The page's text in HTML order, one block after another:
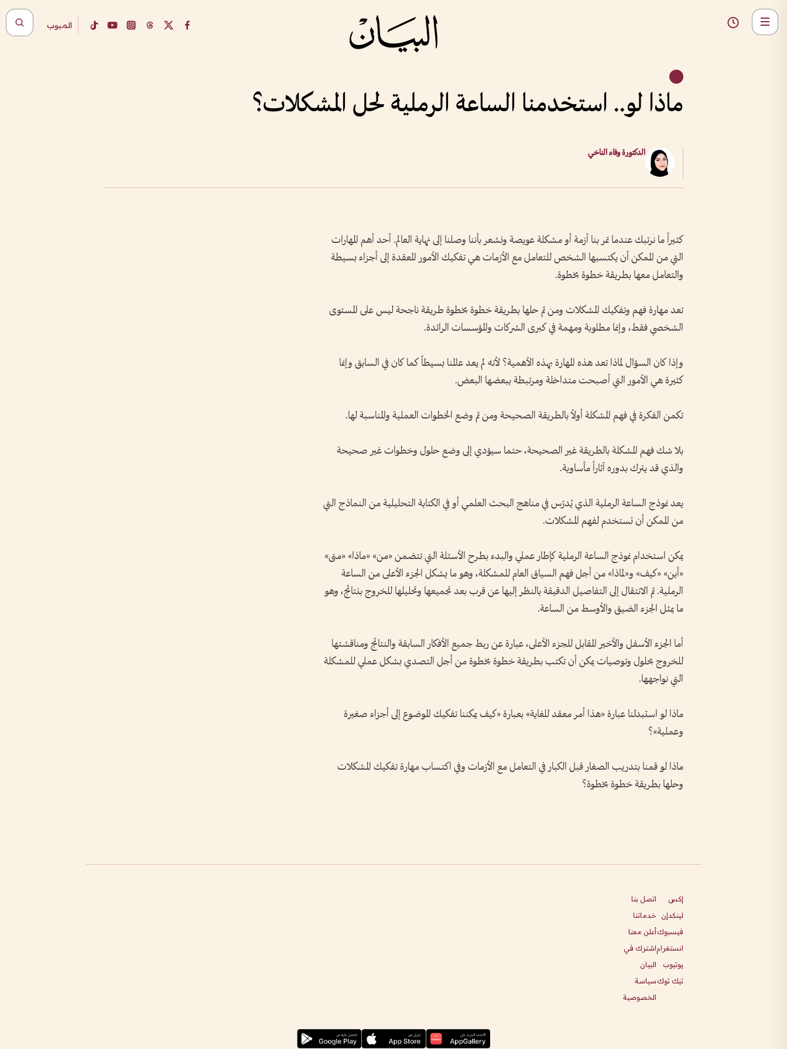
المبوب
ماذا لو.. استخدمنا الساعة الرملية لحل المشكلات؟
الدكتورة وفاء الناخي
كثيراً ما نرتبك عندما تمر بنا أزمة أو مشكلة عويصة ونشعر بأننا وصلنا إلى نهاية العالم. أحد أهم المهارات
التي من الممكن أن يكتسبها الشخص للتعامل مع الأزمات هي تفكيك الأمور المعقدة إلى أجزاء بسيطة
والتعامل معها بطريقة خطوة بخطوة.
تعد مهارة فهم وتفكيك المشكلات ومن ثم حلها بطريقة خطوة بخطوة طريقة ناجحة ليس على المستوى
الشخصي فقط، وإنما مطلوبة ومهمة في كبرى الشركات والمؤسسات الرائدة.
وإذا كان السؤال لماذا تعد هذه المهارة بهذه الأهمية؟ لأنه لم يعد عالمنا بسيطاً كما كان في السابق وإنما
كثيرة هي الأمور التي أصبحت متداخلة ومرتبطة ببعضها البعض.
تكمن الفكرة في فهم المشكلة أولاً بالطريقة الصحيحة ومن ثم وضع الخطوات العملية والمناسبة لها.
بلا شك فهم المشكلة بالطريقة غير الصحيحة، حتما سيؤدي إلى وضع حلول وخطوات غير صحيحة
والذي قد يترك بدوره آثاراً مأساوية.
يعد نموذج الساعة الرملية الذي يُدرّس في مناهج البحث العلمي أو في الكتابة التحليلية من النماذج التي
من الممكن أن تستخدم لفهم المشكلات.
يمكن استخدام نموذج الساعة الرملية كإطار عملي والبدء بطرح الأسئلة التي تتضمن «من» «ماذا» «متى»
«أين» «كيف» و«لماذا» من أجل فهم السياق العام للمشكلة، وهو ما يشكل الجزء الأعلى من الساعة
الرملية. ثم الانتقال إلى التفاصيل الدقيقة بالنظر إليها عن قرب بعد تجميعها وتحليلها للخروج بنتائج، وهو
ما يمثل الجزء الضيق والأوسط من الساعة.
أما الجزء الأسفل والأخير المقابل للجزء الأعلى، عبارة عن ربط جميع الأفكار السابقة والنتائج ومناقشتها
للخروج بحلول وتوصيات يمكن أن تكتب بطريقة خطوة بخطوة من أجل التصدي بشكل عملي للمشكلة
التي نواجهها.
ماذا لو استبدلنا عبارة «هذا أمر معقد للغاية» بعبارة «كيف يمكننا تفكيك الموضوع إلى أجزاء صغيرة
وعملية»؟
ماذا لو قمنا بتدريب الصغار قبل الكبار في التعامل مع الأزمات وفي اكتساب مهارة تفكيك المشكلات
وحلها بطريقة خطوة بخطوة؟
إكس
لينكدإن
فيسبوك
انستغرام
يوتيوب
تيك توك
اتصل بنا
خدماتنا
أعلن معنا
اشترك في
البيان
سياسة
الخصوصية